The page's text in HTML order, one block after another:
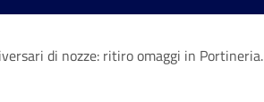
di nozze: ritiro omaggi in Portineria.